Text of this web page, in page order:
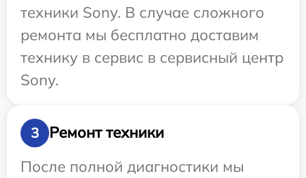
техники Sony. В случае сложного
ремонта мы бесплатно доставим
технику в сервис в сервисный центр
Sony.
3
Ремонт техники
После полной диагностики мы